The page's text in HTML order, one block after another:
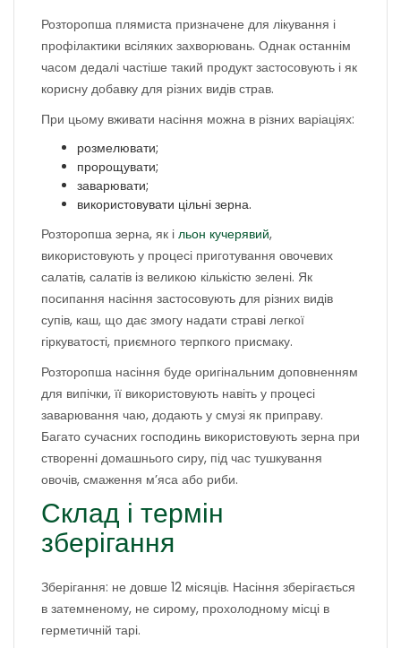
Розторопша плямиста призначене для лікування і
профілактики всіляких захворювань. Однак останнім
часом дедалі частіше такий продукт застосовують і як
корисну добавку для різних видів страв.
При цьому вживати насіння можна в різних варіаціях:
розмелювати;
пророщувати;
заварювати;
використовувати цільні зерна.
Розторопша зерна, як і льон кучерявий,
використовують у процесі приготування овочевих
салатів, салатів із великою кількістю зелені. Як
посипання насіння застосовують для різних видів
супів, каш, що дає змогу надати страві легкої
гіркуватості, приємного терпкого присмаку.
Розторопша насіння буде оригінальним доповненням
для випічки, її використовують навіть у процесі
заварювання чаю, додають у смузі як приправу.
Багато сучасних господинь використовують зерна при
створенні домашнього сиру, під час тушкування
овочів, смаження м’яса або риби.
Склад і термін
зберігання
Зберігання: не довше 12 місяців. Насіння зберігається
в затемненому, не сирому, прохолодному місці в
герметичній тарі.